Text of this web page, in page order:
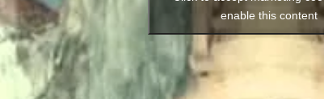
enable this content